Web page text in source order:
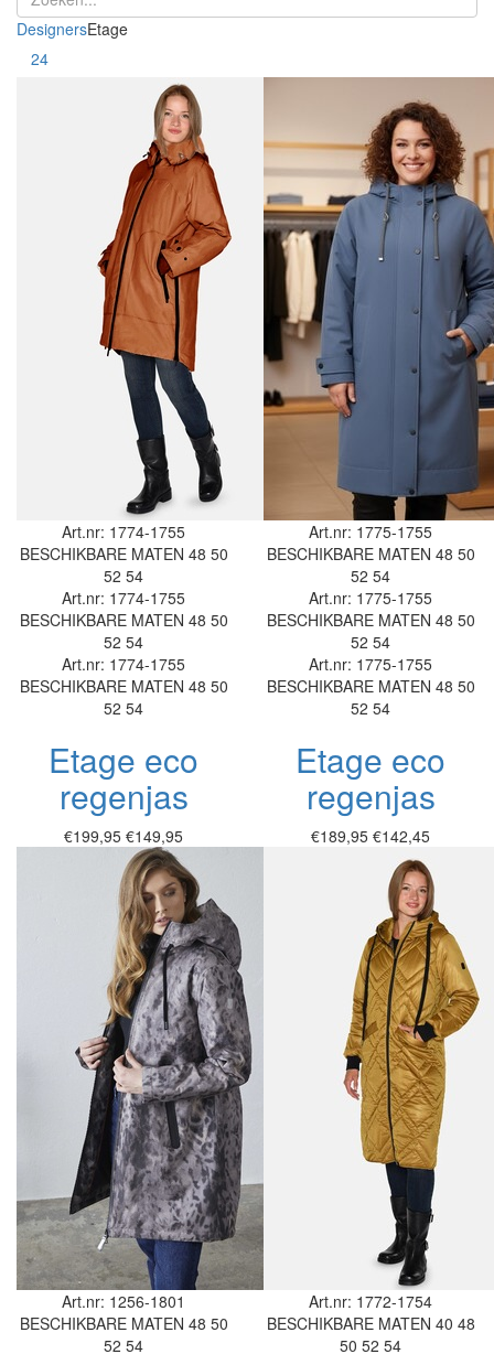
DesignersEtage
24Toon
Art.nr: 1774-1755
BESCHIKBARE MATEN 48 50
52 54
Art.nr: 1774-1755
BESCHIKBARE MATEN 48 50
52 54
Art.nr: 1774-1755
BESCHIKBARE MATEN 48 50
52 54
Etage eco
regenjas
€199,95 €149,95
Art.nr: 1775-1755
BESCHIKBARE MATEN 48 50
52 54
Art.nr: 1775-1755
BESCHIKBARE MATEN 48 50
52 54
Art.nr: 1775-1755
BESCHIKBARE MATEN 48 50
52 54
Etage eco
regenjas
€189,95 €142,45
Art.nr: 1256-1801
BESCHIKBARE MATEN 48 50
52 54
Art.nr: 1772-1754
BESCHIKBARE MATEN 40 48
50 52 54